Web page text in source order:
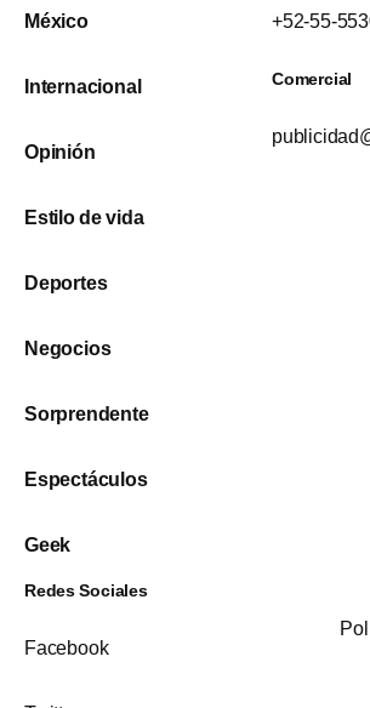
México
Internacional
Opinión
Estilo de vida
Deportes
Negocios
Sorprendente
Espectáculos
Geek
+52-55-
Comercial
Redes Sociales
Facebook